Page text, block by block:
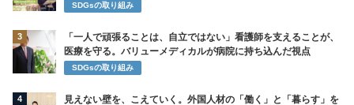
SDGsの取り組み
3
「一人で頑張ることは、自立ではない」看護師を支えることが、
医療を守る。バリューメディカルが病院に持ち込んだ視点
SDGsの取り組み
4
見えない壁を、こえていく。外国人材の「働く」と「暮らす」を